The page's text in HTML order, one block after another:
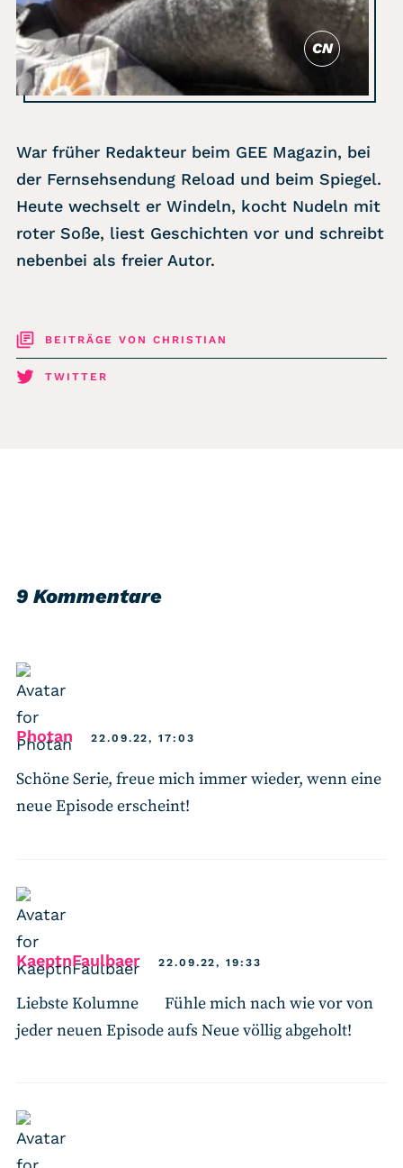
CN
War früher Redakteur beim GEE Magazin, bei
der Fernsehsendung Reload und beim Spiegel.
Heute wechselt er Windeln, kocht Nudeln mit
roter Soße, liest Geschichten vor und schreibt
nebenbei als freier Autor.
BEITRÄGE VON CHRISTIAN
TWITTER
9 Kommentare
Photan says:
22.09.22, 17:03
Schöne Serie, freue mich immer wieder, wenn eine
neue Episode erscheint!
KaeptnFaulbaersays:22.09.22, 19:33
Liebste Kolumne
Fühle mich nach wie vor von
jeder neuen Episode aufs Neue völlig abgeholt!